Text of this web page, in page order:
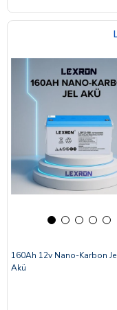
160Ah 12v Nano-Karbon
Akü